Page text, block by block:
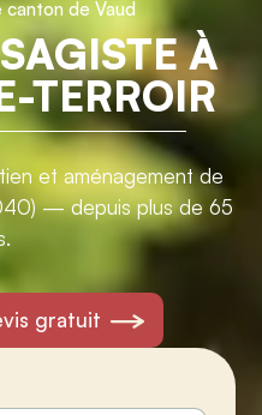
canton de Vaud
À
TERROIR
et aménagement de
— depuis plus de 65
gratuit